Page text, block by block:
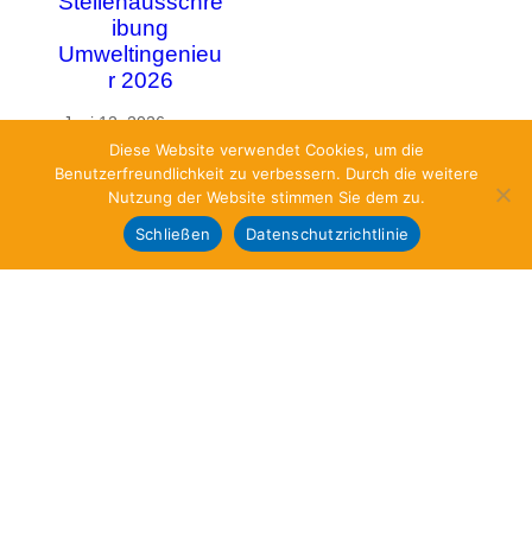
ibung
Umweltingenieu
r 2026
·Juni 12, 2026
Diese Website verwendet Cookies, um die
Benutzerfreundlichkeit zu verbessern. Durch die weitere
Nutzung der Website stimmen Sie dem zu.
Schließen
Datenschutzrichtlinie